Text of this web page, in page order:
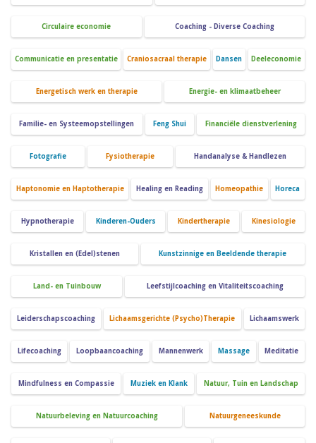
Circulaire economie Coaching - Diverse Coaching
Communicatie en presentatie Craniosacraal therapie Dansen Deeleconomie
Energetisch werk en therapie Energie- en klimaatbeheer
Familie- en Systeemopstellingen Feng Shui Financiële dienstverlening
Fotografie Fysiotherapie Handanalyse & Handlezen
Haptonomie en Haptotherapie Healing en Reading Homeopathie Horeca
Hypnotherapie Kinderen-Ouders Kindertherapie Kinesiologie
Kristallen en (Edel)stenen Kunstzinnige en Beeldende therapie
Land- en Tuinbouw Leefstijlcoaching en Vitaliteitscoaching
Leiderschapscoaching Lichaamsgerichte (Psycho)Therapie Lichaamswerk
Lifecoaching Loopbaancoaching Mannenwerk Massage Meditatie
Mindfulness en Compassie Muziek en Klank Natuur, Tuin en Landschap
Natuurbeleving en Natuurcoaching Natuurgeneeskunde